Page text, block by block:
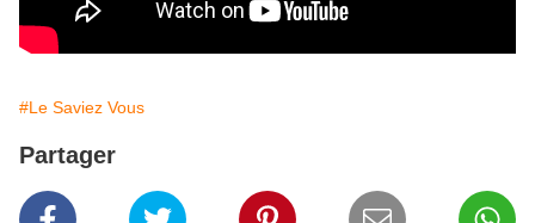
#Le Saviez Vous
Partager